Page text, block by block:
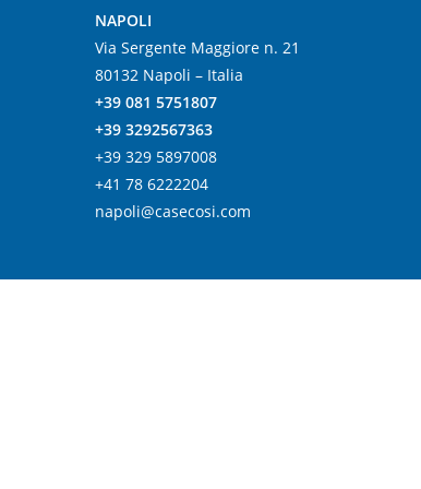
NAPOLI
Via Sergente Maggiore n. 21
80132 Napoli – Italia
+39 081 5751807
+39 3292567363
+39 329 5897008
+41 78 6222204
napoli@casecosi.com